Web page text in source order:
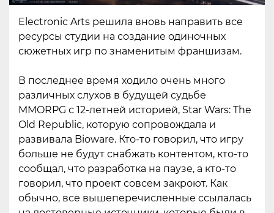
Electronic Arts решила вновь направить все
ресурсы студии на создание одиночных
сюжетных игр по знаменитым франшизам.
В последнее время ходило очень много
различных слухов в будущей судьбе
MMORPG с 12-летней историей, Star Wars: The
Old Republic, которую сопровождала и
развивала Bioware. Кто-то говорил, что игру
больше не будут снабжать контентом, кто-то
сообщал, что разработка на паузе, а кто-то
говорил, что проект совсем закроют. Как
обычно, все вышеперечисленные ссылалась